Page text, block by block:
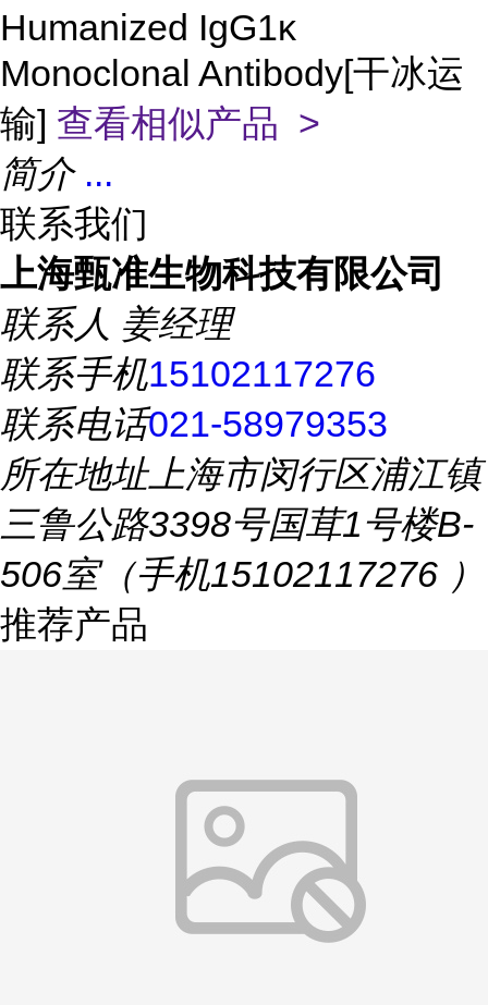
Humanized IgG1κ
Monoclonal Antibody[干冰运
输] 查看相似产品 >
简介 ...
联系我们
上海甄准生物科技有限公司
联系人 姜经理
联系手机15102117276
联系电话021-58979353
所在地址上海市闵行区浦江镇
三鲁公路3398号国茸1号楼B-
506室（手机15102117276 ）
推荐产品